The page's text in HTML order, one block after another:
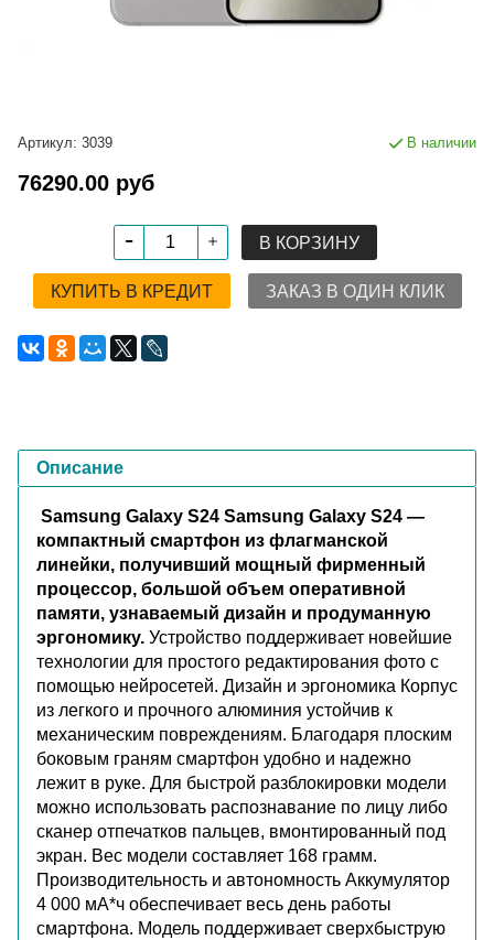
Артикул: 3039 В наличии
76290.00 руб
В КОРЗИНУ
КУПИТЬ В КРЕДИТ ЗАКАЗ В ОДИН КЛИК
Описание
Samsung Galaxy S24 Samsung Galaxy S24 —
компактный смартфон из флагманской
линейки, получивший мощный фирменный
процессор, большой объем оперативной
памяти, узнаваемый дизайн и продуманную
эргономику. Устройство поддерживает новейшие
технологии для простого редактирования фото с
помощью нейросетей. Дизайн и эргономика Корпус
из легкого и прочного алюминия устойчив к
механическим повреждениям. Благодаря плоским
боковым граням смартфон удобно и надежно
лежит в руке. Для быстрой разблокировки модели
можно использовать распознавание по лицу либо
сканер отпечатков пальцев, вмонтированный под
экран. Вес модели составляет 168 грамм.
Производительность и автономность Аккумулятор
4 000 мА*ч обеспечивает весь день работы
смартфона. Модель поддерживает сверхбыструю